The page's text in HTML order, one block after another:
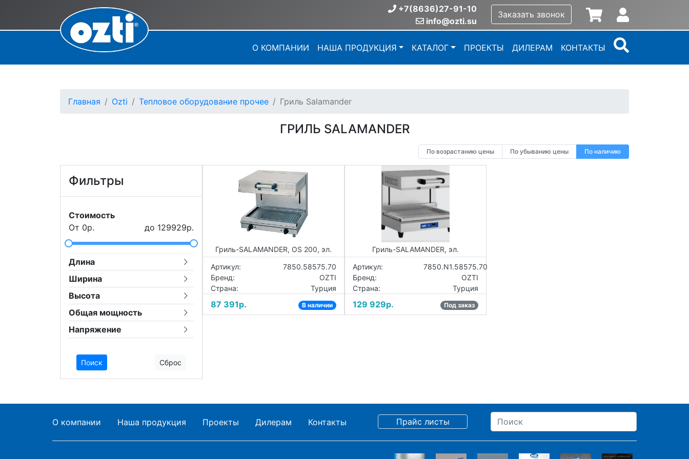
+7(8636)27-91-10
info@ozti.su
Заказать звонок
О КОМПАНИИ НАША ПРОДУКЦИЯ КАТАЛОГ ПРОЕКТЫ ДИЛЕРАМ КОНТАКТЫ
Главная Ozti Тепловое оборудование прочее Гриль Salamander
ГРИЛЬ SALAMANDER
Фильтры
Стоимость
От 0р.
до 129929р.
Длина
Ширина
Высота
Общая мощность
Напряжение
Поиск Сброс
По возрастанию цены По убыванию цены По наличию
Гриль-SALAMANDER, OS 200, эл.
Артикул:
7850.58575.70
Бренд:
OZTI
Страна:
Турция
87 391р. В наличии
Гриль-SALAMANDER, эл.
Артикул:
7850.N1.58575.70
Бренд:
OZTI
Страна:
Турция
129 929р. Под заказ
О компании Наша продукция Проекты Дилерам Контакты